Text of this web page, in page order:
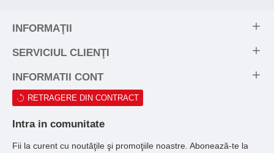
INFORMAŢII
SERVICIUL CLIENŢI
INFORMATII CONT
RETRAGERE DIN CONTRACT
Intra in comunitate
Fii la curent cu noutăţile şi promoţiile noastre. Abonează-te la